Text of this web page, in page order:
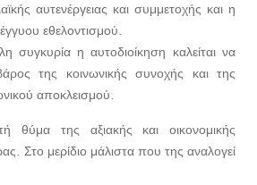
αυτενέργειας και συμμετοχής και η
εθελοντισμού.
συγκυρία η αυτοδιοίκηση καλείται να
της κοινωνικής συνοχής και της
αποκλεισμού.
θύμα της αξιακής και οικονομικής
Στο μερίδιο μάλιστα που της αναλογεί